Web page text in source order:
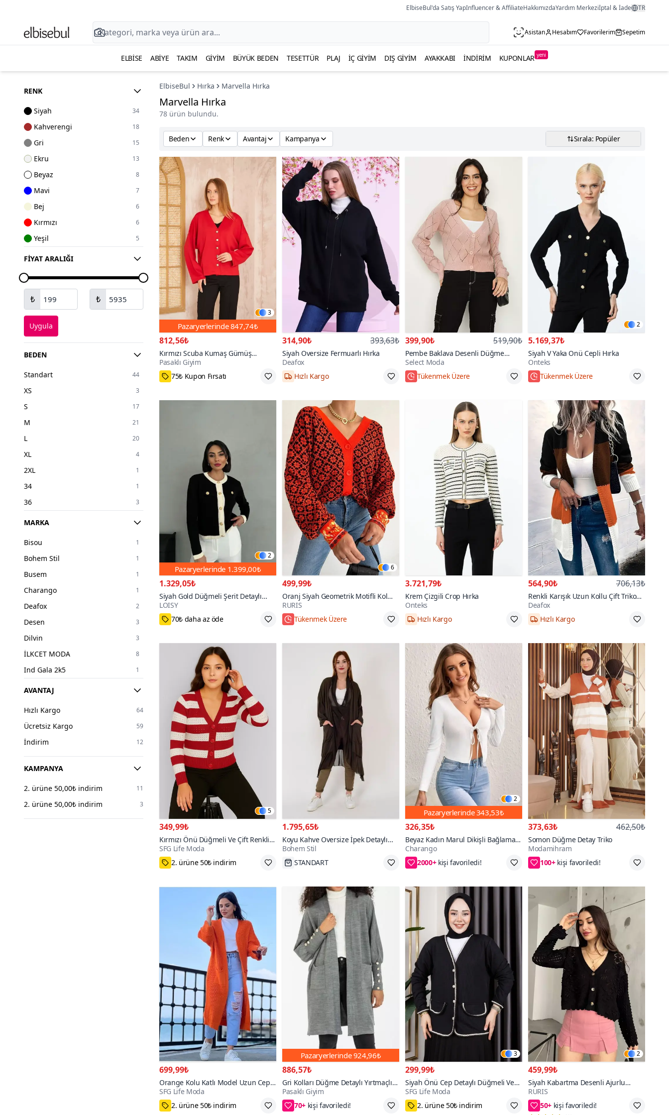
ElbiseBul'da Satış YapInfluencer & AffiliateHakkımızdaYardım Merkeziİptal & İade TR
Asistan Hesabım Favorilerim Sepetim
ELBISE ABIYE TAKIM GIYIM BÜYÜK BEDEN TESETTÜR PLAJ İÇ GIYIM DIŞ GIYIM AYAKKABI İNDIRIM KUPONLAR yeni
RENK
Siyah 34
Kahverengi 18
Gri 15
Ekru 13
Beyaz 8
Mavi 7
Bej 6
Kırmızı 6
Yeşil 5
Haki
Lacivert
Sarı
Turuncu
FIYAT ARALIĞI
₺ ₺
Uygula
BEDEN
Standart 44
XS 3
S 17
M 21
L 20
XL 4
2XL 1
34 1
36 3
38
MARKA
Bisou 1
Bohem Stil 1
Busem 1
Charango 1
Deafox 2
Desen 3
Dilvin 3
İLKCET MODA 8
Ind Gala 2k5 1
Joinus
Luvita Co
Nissra
AVANTAJ
Hızlı Kargo 64
Ücretsiz Kargo 59
İndirim 12
KAMPANYA
2. ürüne 50,00₺ indirim 11
2. ürüne 50,00₺ indirim 3
ElbiseBul Hırka Marvella Hırka
Marvella Hırka
78 ürün bulundu.
Beden Renk Avantaj Kampanya Sırala: Popüler
3
Pazaryerlerinde847,74₺
812,56₺
Kırmızı Scuba Kumaş Gümüş
Düğme Detaylı Cepli Ceket Hırka
Pasaklı Giyim
35₺ daha az öde
314,90₺ 393,63₺
Siyah Oversize Fermuarlı Hırka
Deafox
XS/S
399,90₺ 519,90₺
Pembe Baklava Desenli Düğme
Detaylı Triko Hırka
Select Moda
Hızlı Kargo
2
5.169,37₺
Siyah V Yaka Onü Cepli Hırka
Onteks
Hızlı Kargo
2
Pazaryerlerinde 1.399,00₺
1.329,05₺
Siyah Gold Düğmeli Şerit Detaylı
Triko Hırka
LOISY
Standart
6
499,99₺
Oranj Siyah Geometrik Motifli Kol
Desenli Detaylı Oversize Triko Hırka
RURIS
Standart
3.721,79₺
Krem Çizgili Crop Hırka
Onteks
S,M,L
564,90₺ 706,13₺
Renkli Karışık Uzun Kollu Çift Triko
Hırka
Deafox
Standart
5
349,99₺
Kırmızı Önü Düğmeli Ve Çift Renkli
Triko Hırka
SFG Life Moda
Standart
1.795,65₺
Koyu Kahve Oversize İpek Detaylı
Uzun Hırka
Bohem Stil
Tükenmek Üzere
2
Pazaryerlerinde343,53₺
326,35₺
Beyaz Kadın Marul Dikişli Bağlama
Detaylı Bluz Hırka Uzun Kollu Tarz
İnce
Charango
2000+
%5 Kupon Fırsatı
373,63₺ 462,50₺
Somon Düğme Detay Triko
Modamihram
100+
Standart
699,99₺
Orange Kolu Katlı Model Uzun Cepli
Triko Şık Hırka
SFG Life Moda
Standart
Pazaryerlerinde924,96₺
886,57₺
Gri Kolları Düğme Detaylı Yırtmaçlı
Yumuşak Dokulu Uzun Triko Hırka
Pasaklı Giyim
70+
2. ürüne 50₺ indirim
3
299,99₺
Siyah Önü Cep Detaylı Düğmeli Ve
Örgü Kumaş Burgu Hırka
SFG Life Moda
M
2
459,99₺
Siyah Kabartma Desenli Ajurlu
Mevsimlik Triko Hırka
RURIS
50+
Standart